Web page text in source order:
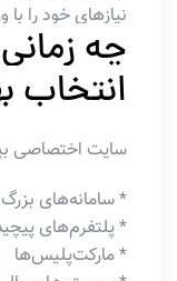
نیازهای خود را
چه
انتخاب
سایت اختصاصی
* سامانه‌های
* پلتفرم‌های
* مارکت‌پلیس‌ها